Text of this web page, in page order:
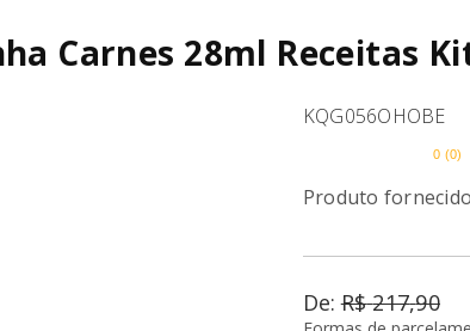
Carnes 28ml Receitas
KQG056OHOBE
0 (0)
Produto
R$ 217,90